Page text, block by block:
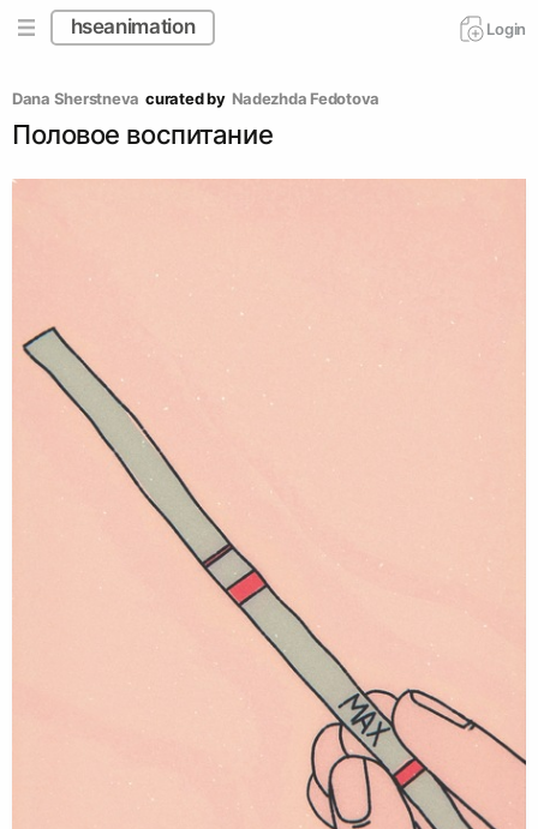
hseanimation Login
Dana Sherstneva curated by Nadezhda Fedotova
Половое воспитание